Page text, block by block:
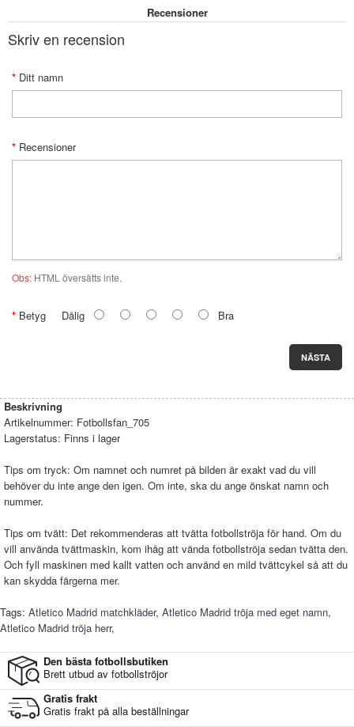
Recensioner
Skriv en recension
Ditt namn
Recensioner
Obs: HTML översätts inte.
Betyg Dålig Bra
NÄSTA
Beskrivning
Artikelnummer: Fotbollsfan_705
Lagerstatus: Finns i lager
Tips om tryck: Om namnet och numret på bilden är exakt vad du vill
behöver du inte ange den igen. Om inte, ska du ange önskat namn och
nummer.
Tips om tvätt: Det rekommenderas att tvätta fotbollströja för hand. Om du
vill använda tvättmaskin, kom ihåg att vända fotbollströja sedan tvätta den.
Och fyll maskinen med kallt vatten och använd en mild tvättcykel så att du
kan skydda färgerna mer.
Tags: Atletico Madrid matchkläder, Atletico Madrid tröja med eget namn,
Atletico Madrid tröja herr,
Den bästa fotbollsbutiken
Brett utbud av fotbollströjor
Gratis frakt
Gratis frakt på alla beställningar